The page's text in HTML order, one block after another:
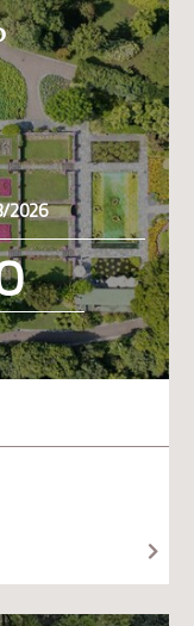
2026